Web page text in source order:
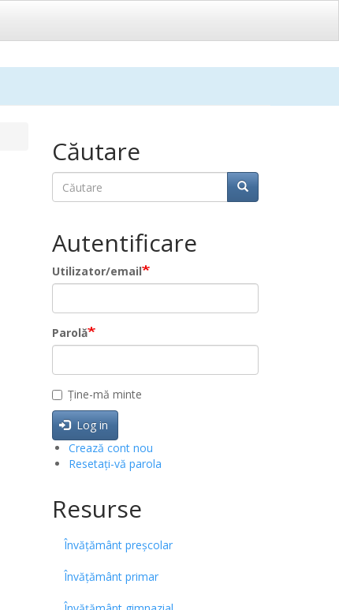
Căutare
Căutare Căutare
Autentificare
Utilizator/email
Parolă
Ține-mă minte
Log in
Crează cont nou
Resetați-vă parola
Resurse
Învățământ preșcolar
Învățământ primar